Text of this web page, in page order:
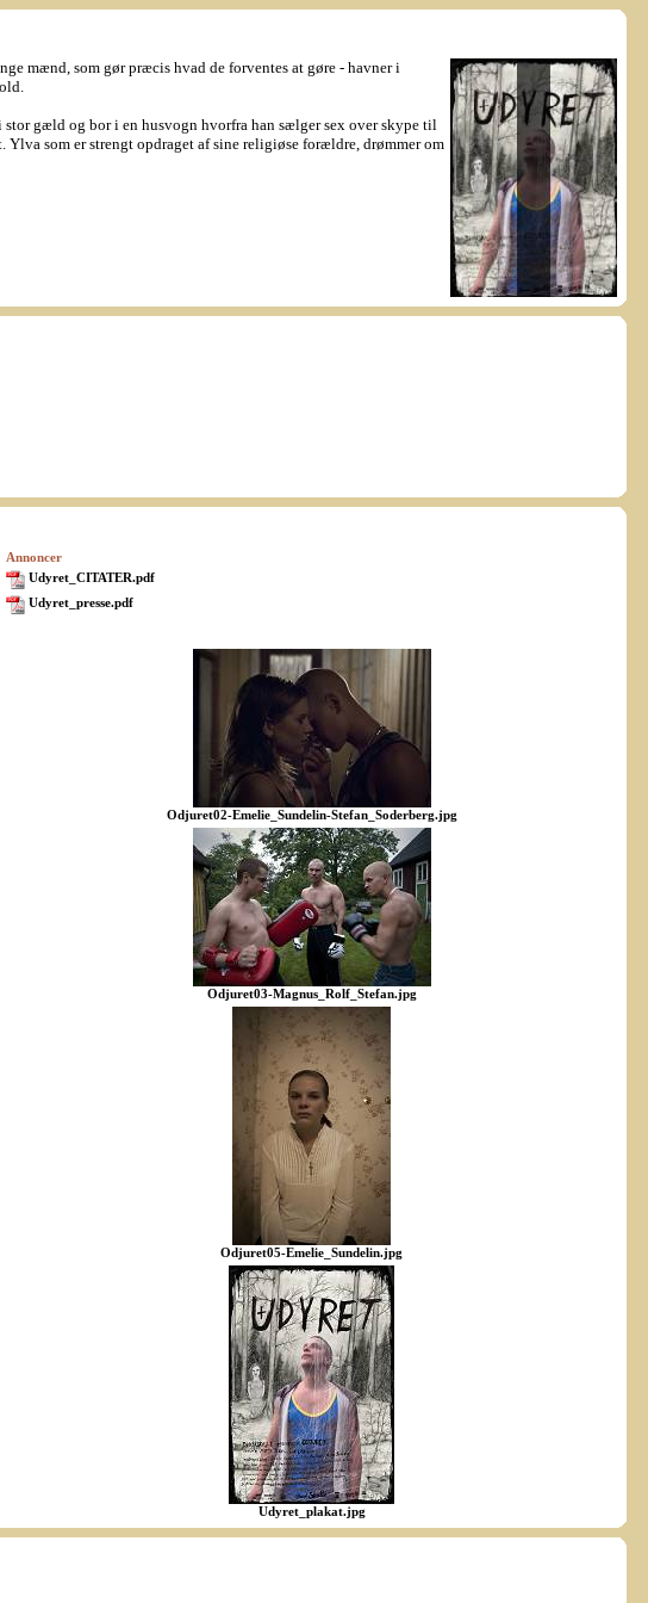
mænd, som gør præcis hvad de forventes at gøre - havner i
gæld og bor i en husvogn hvorfra han sælger sex over skype til
som er strengt opdraget af sine religiøse forældre, drømmer om
Annoncer
Udyret_CITATER.pdf
Udyret_presse.pdf
Odjuret02-Emelie_Sundelin-Stefan_Soderberg.jpg
Odjuret03-Magnus_Rolf_Stefan.jpg
Odjuret05-Emelie_Sundelin.jpg
Udyret_plakat.jpg